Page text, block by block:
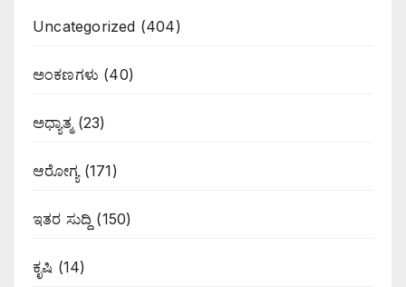
Uncategorized (404)
ಅಂಕಣಗಳು (40)
ಅಧ್ಯಾತ್ಮ(23)
ಆರೋಗ್ಯ(171)
ಇತರ ಸುದ್ದಿ (150)
ಕೃಷಿ (14)